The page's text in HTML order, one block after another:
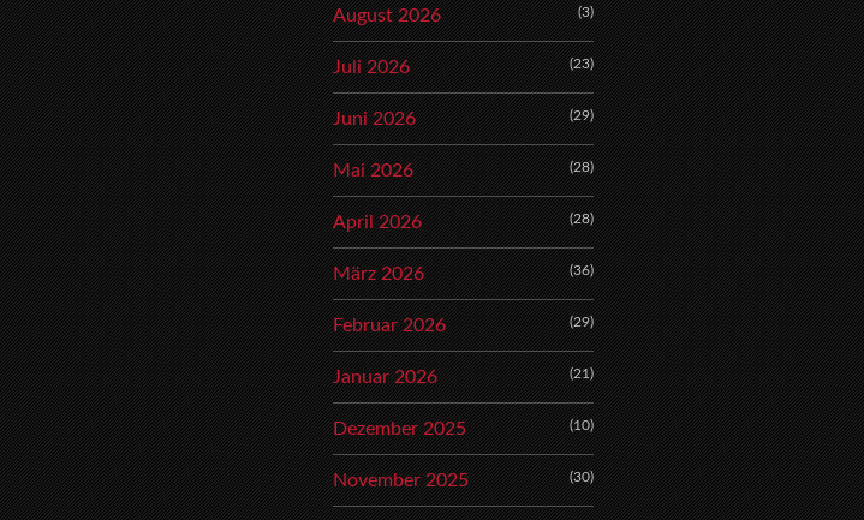
August 2026 (3)
Juli 2026 (23)
Juni 2026 (29)
Mai 2026 (28)
April 2026 (28)
März 2026 (36)
Februar 2026 (29)
Januar 2026 (21)
Dezember 2025 (10)
November 2025 (30)